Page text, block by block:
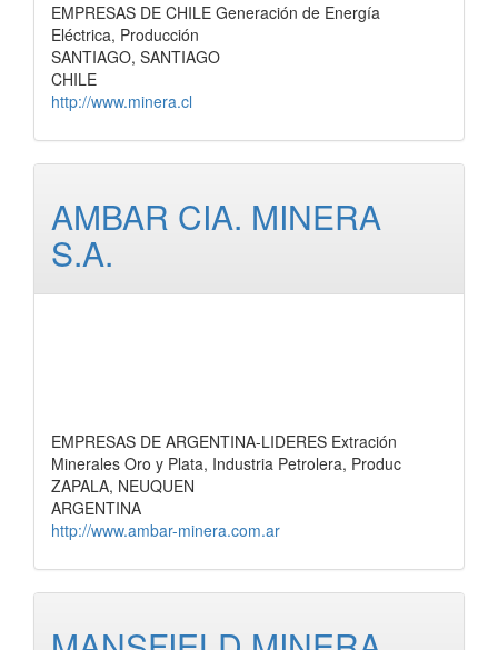
EMPRESAS DE CHILE Generación de Energía
Eléctrica, Producción
SANTIAGO, SANTIAGO
CHILE
http://www.minera.cl
AMBAR CIA. MINERA
S.A.
EMPRESAS DE ARGENTINA-LIDERES Extración
Minerales Oro y Plata, Industria Petrolera, Produc
ZAPALA, NEUQUEN
ARGENTINA
http://www.ambar-minera.com.ar